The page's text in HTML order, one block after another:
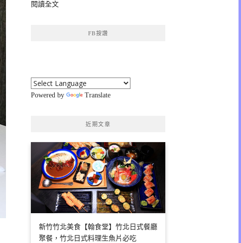
閱讀全文
FB按讚
Powered by Translate
近期文章
新竹竹北美食【翰食堂】竹北日式餐廳
聚餐，竹北日式料理生魚片必吃